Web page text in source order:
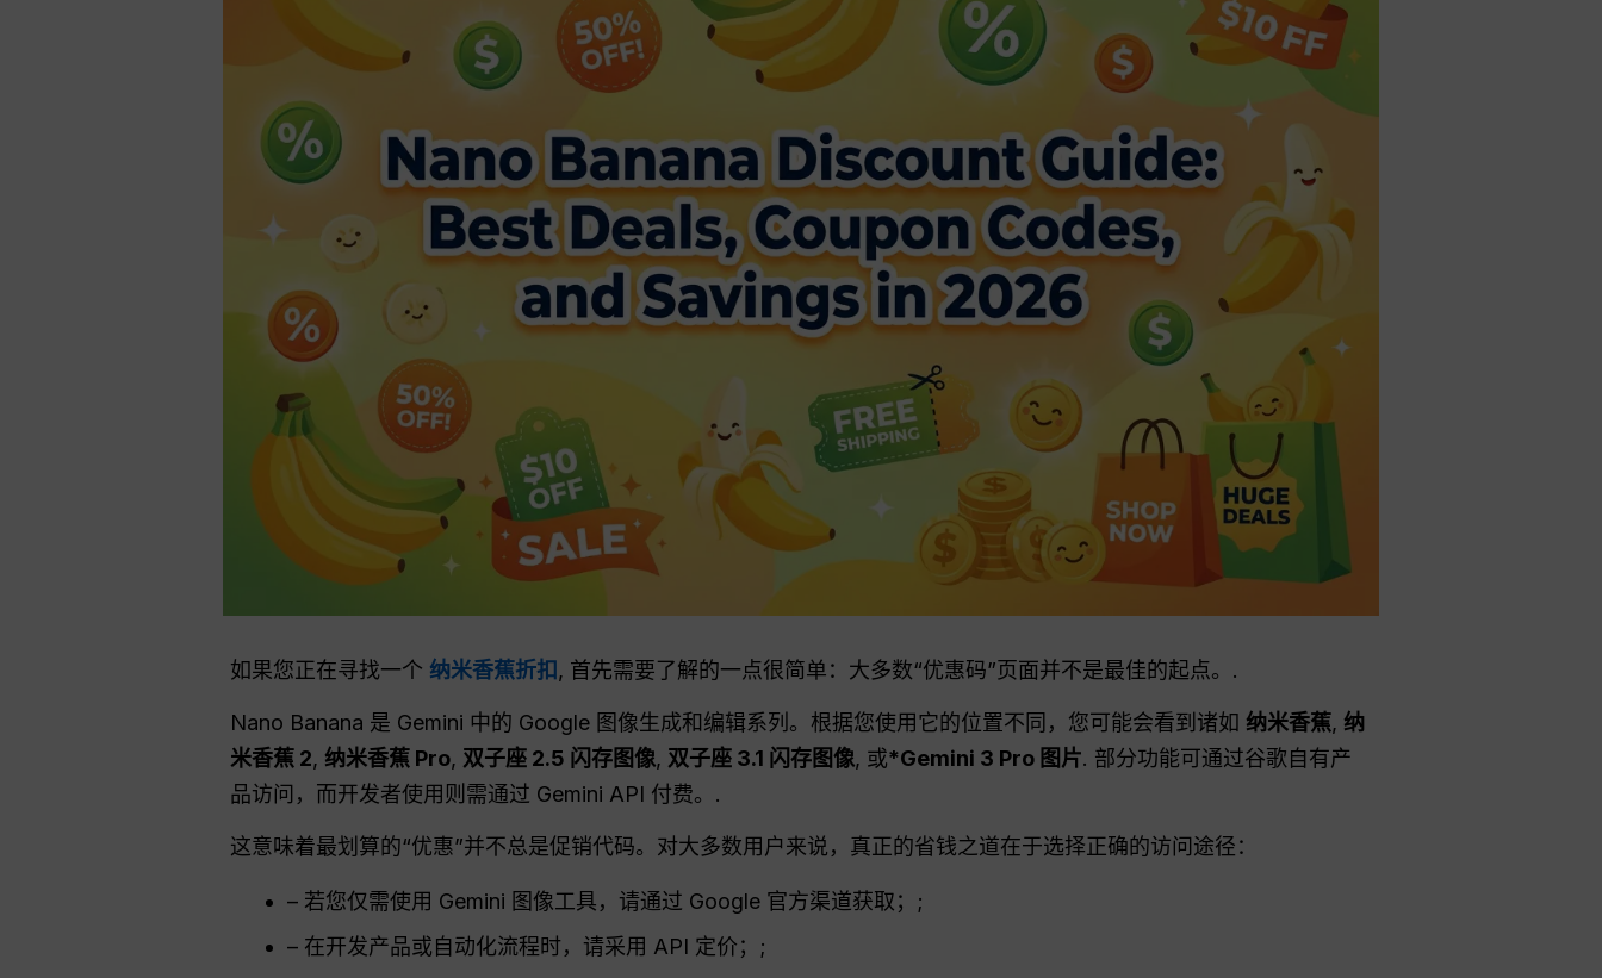
如果您正在寻找一个 纳米香蕉折扣 , 首先需要了解的一点很简单：大多数“优惠码”页面并不是最佳的起点。.
Nano Banana 是 Gemini 中的 Google 图像生成和编辑系列。根据您使用它的位置不同，您可能会看到诸如 纳米香蕉, 纳
米香蕉 2, 纳米香蕉 Pro, 双子座 2.5 闪存图像, 双子座 3.1 闪存图像, 或*Gemini 3 Pro 图片. 部分功能可通过谷歌自有产
品访问，而开发者使用则需通过 Gemini API 付费。.
这意味着最划算的“优惠”并不总是促销代码。对大多数用户来说，真正的省钱之道在于选择正确的访问途径：
– 若您仅需使用 Gemini 图像工具，请通过 Google 官方渠道获取；;
– 在开发产品或自动化流程时，请采用 API 定价；;